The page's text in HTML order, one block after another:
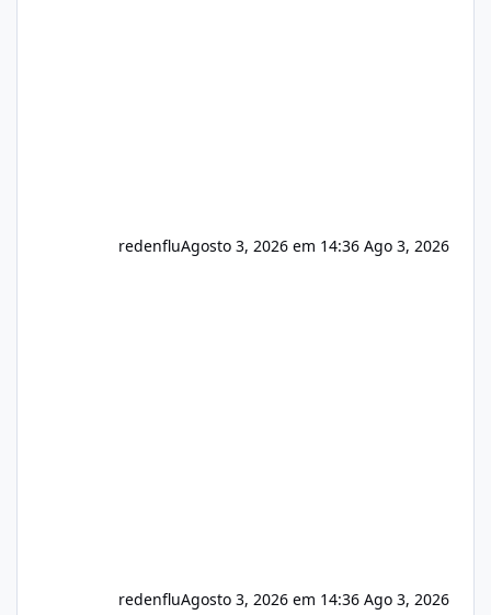
redenfluAgosto 3, 2026 em 14:36 Ago 3, 2026
redenfluAgosto 3, 2026 em 14:36 Ago 3, 2026